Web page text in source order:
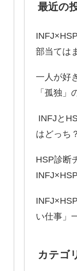
最近の
部当ては
一人が好
「孤独」
INFJと
はどっち
HSP診断
い仕事」
カテゴ